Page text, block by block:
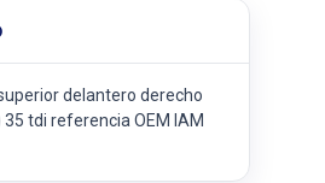
delantero derecho
tdi referencia OEM IAM